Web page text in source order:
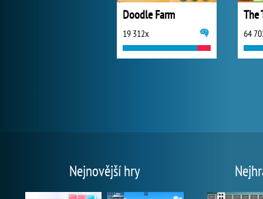
Doodle Farm
19 312x
The
64
Nejnovější hry